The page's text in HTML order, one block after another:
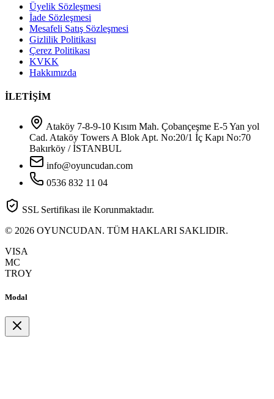
Üyelik Sözleşmesi
İade Sözleşmesi
Mesafeli Satış Sözleşmesi
Gizlilik Politikası
Çerez Politikası
KVKK
Hakkımızda
İLETİŞİM
Ataköy 7-8-9-10 Kısım Mah. Çobançeşme E-5 Yan yol
Cad. Ataköy Towers A Blok Apt. No:20/1 İç Kapı No:70
Bakırköy / İSTANBUL
info@oyuncudan.com
0536 832 11 04
SSL Sertifikası ile Korunmaktadır.
© 2026 OYUNCUDAN. TÜM HAKLARI SAKLIDIR.
VISA
MC
TROY
Modal